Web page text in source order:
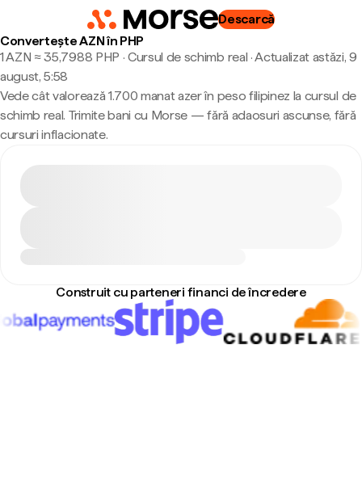
Descarcă
Convertește AZN în PHP
1 AZN ≈ 35,7988 PHP · Cursul de schimb real ·Actualizat astăzi, 9
august, 5:58
Vede cât valorează 1.700 manat azer în peso filipinez la cursul de
schimb real. Trimite bani cu Morse — fără adaosuri ascunse, fără
cursuri inflacionate.
Construit cu parteneri financi de încredere